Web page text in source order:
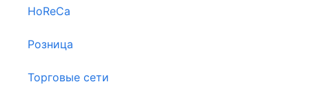
HoReCa
Розница
Торговые сети